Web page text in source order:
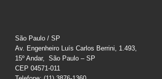
São Paulo / SP
Av. Engenheiro Luís Carlos Berrini, 1.493,
15º Andar, São Paulo – SP
CEP 04571-011